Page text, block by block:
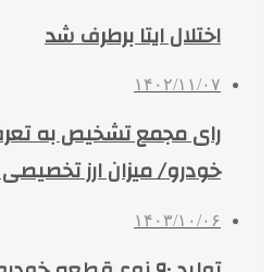
اختلال ایتا برطرف شد
۱۴۰۲/۱۱/۰۷
خودرو/ میزان ارز
۱۴۰۳/۱۰/۰۶